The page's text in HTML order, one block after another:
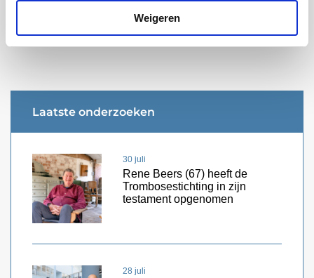
Weigeren
Whatsapp
Laatste onderzoeken
30 juli
Rene Beers (67) heeft de
Trombosestichting in zijn
testament opgenomen
28 juli